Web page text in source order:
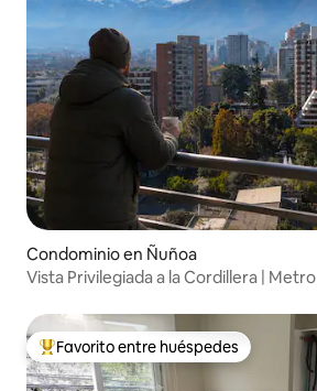
Condominio en Ñuñoa
Vista Privilegiada a la Cordillera | Metro
De los mejores en Favorito entre
Favorito entre huéspedes